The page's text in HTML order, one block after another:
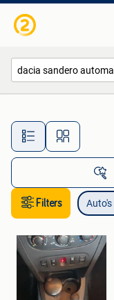
Filters Auto's
in
Mijn
Favorieten